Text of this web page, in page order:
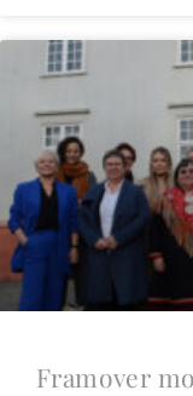
Framover